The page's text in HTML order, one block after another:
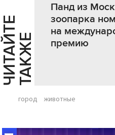
Ч
И
Т
АЙ
Т
Е
Т
А
К
ЖЕ
Панд из
зоопарка
на
премию
город животные